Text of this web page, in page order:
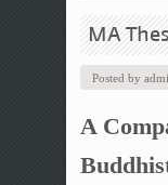
MA
Posted by
A